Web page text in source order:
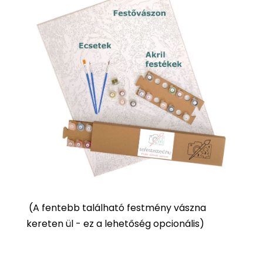
(A fentebb található festmény vászna
kereten ül - ez a lehetőség opcionális)